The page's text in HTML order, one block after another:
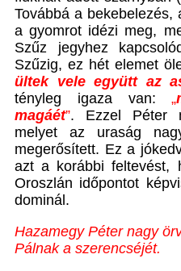
Továbbá a bekebelezés,
a gyomrot idézi meg,
Szűz jegyhez
Szűzig, ez hét elemet
ültek vele együtt az
tényleg igaza van:„
magáét”. Ezzel Péter
melyet az uraság
megerősített. Ez a
azt a korábbi feltevést,
Oroszlán időpontot
dominál.
Hazamegy Péter nagy
Pálnak a szerencséjét.